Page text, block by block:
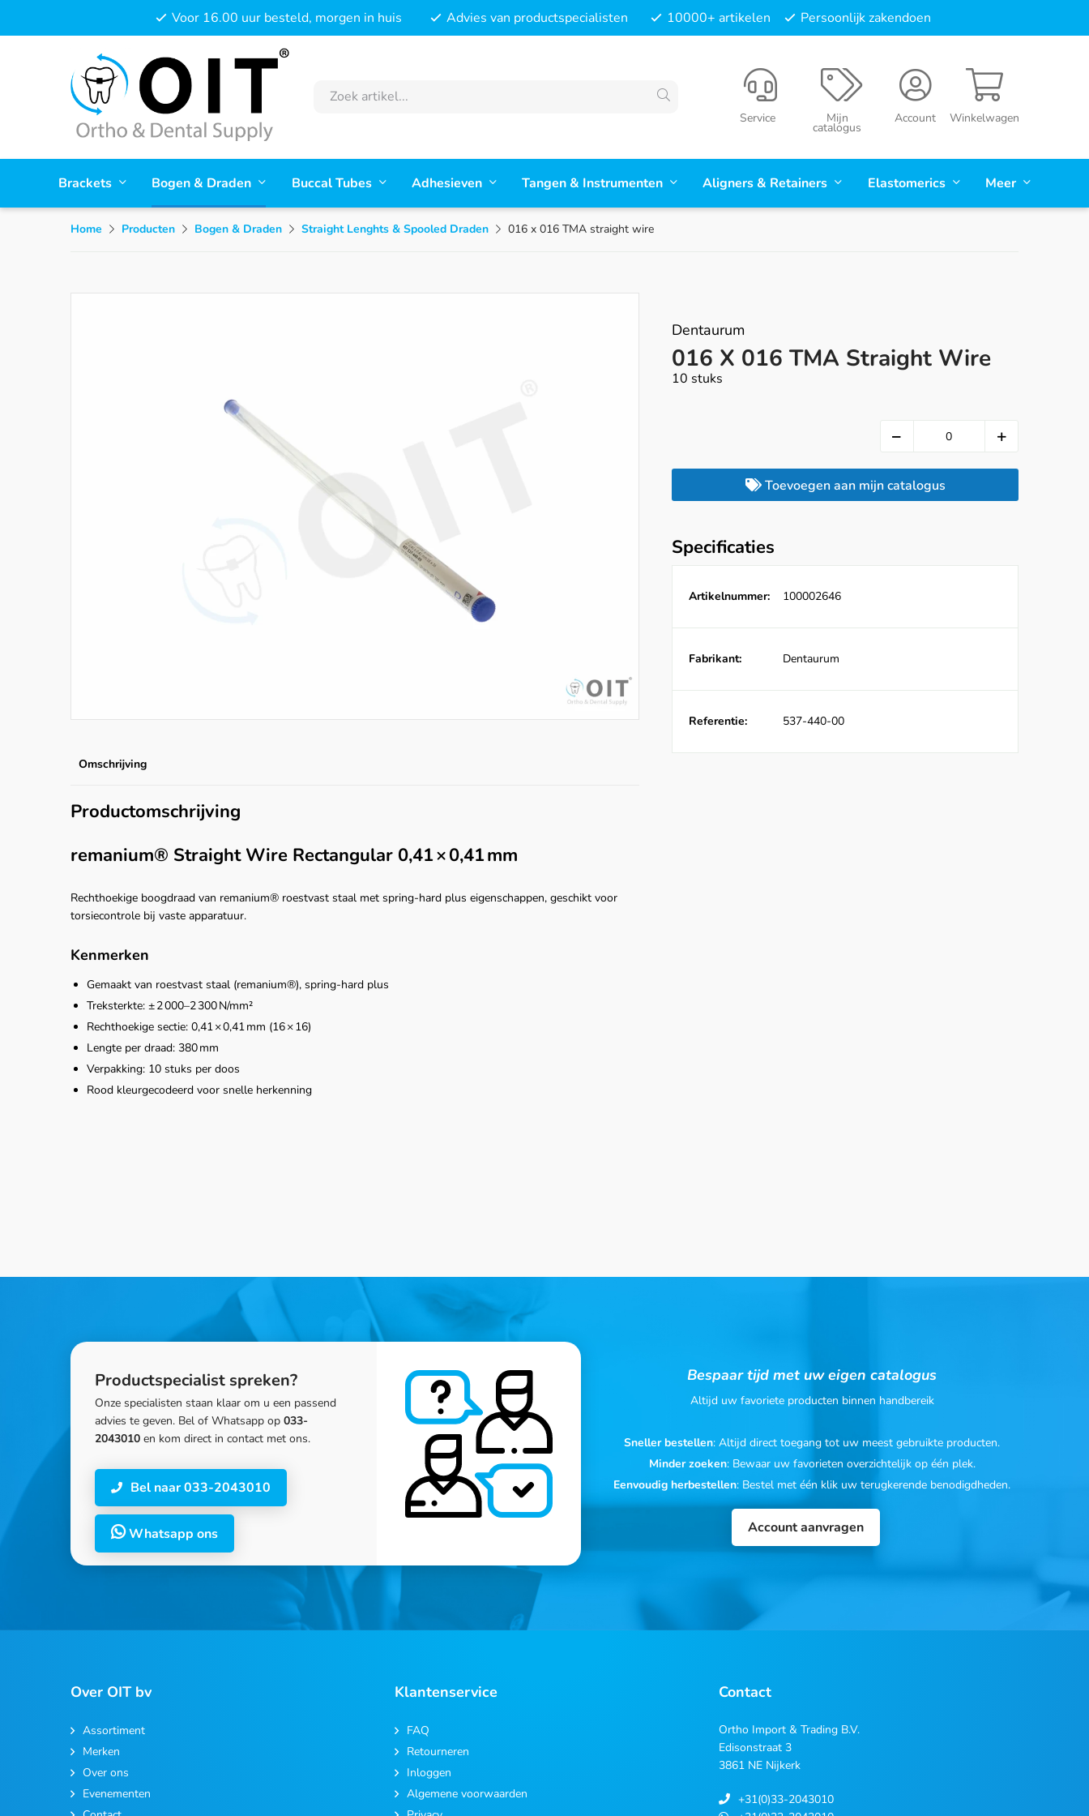
Voor 16.00 uur besteld, morgen in huis Advies van productspecialisten 10000+ artikelen Persoonlijk zakendoen
Winkelwagen
Account
Mijn
catalogus
Service
Brackets Bogen & Draden Buccal Tubes Adhesieven Tangen & Instrumenten Aligners & Retainers Elastomerics Meer
Home Producten Bogen & Draden Straight Lenghts & Spooled Draden 016 x 016 TMA straight wire
Omschrijving
Productomschrijving
remanium® Straight Wire Rectangular 0,41 × 0,41 mm
Rechthoekige boogdraad van remanium® roestvast staal met spring-hard plus eigenschappen, geschikt voor
torsiecontrole bij vaste apparatuur.
Kenmerken
Gemaakt van roestvast staal (remanium®), spring-hard plus
Treksterkte: ± 2 000–2 300 N/mm²
Rechthoekige sectie: 0,41 × 0,41 mm (16 × 16)
Lengte per draad: 380 mm
Verpakking: 10 stuks per doos
Rood kleurgecodeerd voor snelle herkenning
Dentaurum
016 X 016 TMA Straight Wire
10 stuks
Toevoegen aan mijn catalogus
Specificaties
Artikelnummer: 100002646
Fabrikant: Dentaurum
Referentie: 537-440-00
Productspecialist spreken?
Onze specialisten staan klaar om u een passend
advies te geven. Bel of Whatsapp op 033-
2043010 en kom direct in contact met ons.
Bel naar 033-2043010
Whatsapp ons
Bespaar tijd met uw eigen catalogus
Altijd uw favoriete producten binnen handbereik
Sneller bestellen: Altijd direct toegang tot uw meest gebruikte producten.
Minder zoeken: Bewaar uw favorieten overzichtelijk op één plek.
Eenvoudig herbestellen: Bestel met één klik uw terugkerende benodigdheden.
Account aanvragen
Over OIT bv
Assortiment
Merken
Over ons
Evenementen
Klantenservice
FAQ
Retourneren
Inloggen
Algemene voorwaarden
Contact
Ortho Import & Trading B.V.
Edisonstraat 3
3861 NE Nijkerk
+31(0)33-2043010